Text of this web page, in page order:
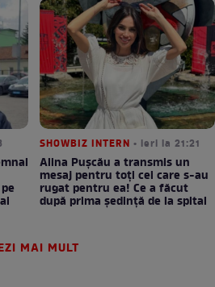
SHOWBIZ INTERN • ieri la 21:21
Alina Pușcău a transmis un
mesaj pentru toți cei care s-au
rugat pentru ea! Ce a făcut
după prima ședință de la spital
MAI MULT